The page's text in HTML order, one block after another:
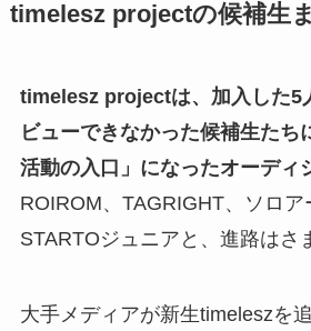
timelesz projectの候補生
timelesz projectは、加入した5
ビューできなかった候補生たち
活動の入口」になったオーディ
ROIROM、TAGRIGHT、ソロア
STARTOジュニアと、進路はさ
大手メディアが新生timeleszを